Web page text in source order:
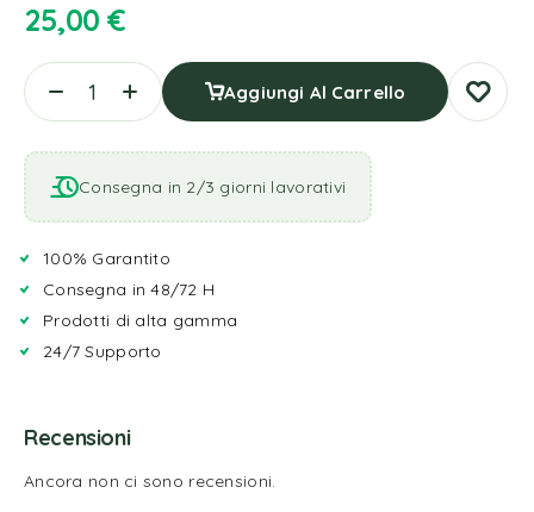
25,00 €
Aggiungi Al Carrello
Consegna in 2/3 giorni lavorativi
100% Garantito
Consegna in 48/72 H
Prodotti di alta gamma
24/7 Supporto
Recensioni
Ancora non ci sono recensioni.